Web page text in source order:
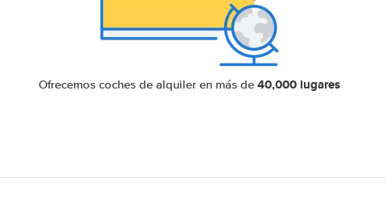
Ofrecemos coches de alquiler en más de 40,000 lugares